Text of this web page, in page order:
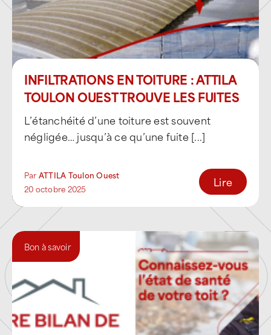
Toits-terrasses: étanchéité
bitumineuse, membranes EPDM, PVC
et synthétiques
Toitures résidentielles et urbaines:
tuiles canal, tuiles mécaniques,
solutions traditionnelles
Couvertures métalliques: zinc,
En tant quecouvreur étancheur et zingueur
spécialisé
, ATTILA Toulon Ouest intervient sur
l’environnement complet du toit :
entretien et réparation deschéneaux,
noues et évacuations d’eaux pluviales,
traitement des
points singuliers:
lanterneaux, cheminées, émergences
techniques,
INFILTRATIONS EN TOITURE : ATTILA
TOULON OUEST TROUVE LES FUITES
L’étanchéité d’une toiture est souvent
négligée… jusqu’à ce qu’une fuite [...]
Par ATTILA Toulon Ouest
20 octobre 2025
Lire
Bon à savoir